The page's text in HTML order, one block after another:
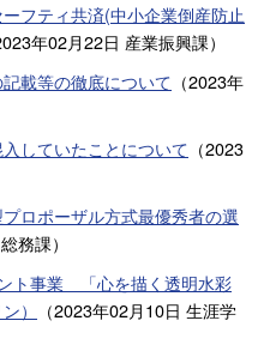
フティ共済(中小企業倒産防止
年02月22日 産業振興課）
載等の徹底について （2023年
していたことについて （2023
ロポーザル方式最優秀者の選
総務課）
ト事業 「心を描く透明水彩
）
（2023年02月10日 生涯学